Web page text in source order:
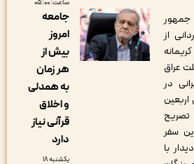
جامعه
امروز
بیش از
هر زمان
به همدلی
قرآنی نیاز